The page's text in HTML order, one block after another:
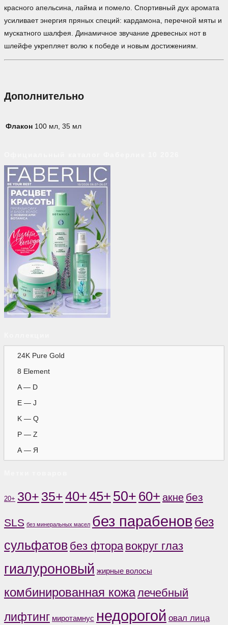
красного апельсина, лайма и помело. Спортивный дух аромата
усиливает энергия пряных специй: кардамона, перечной мяты и
мускатного шалфея. Динамичное звучание древесных нот в
шлейфе укрепляет волю к победе и новым достижениям.
Дополнительно
Флакон 100 мл, 35 мл
24K Pure Gold
8 Element
A — D
E — J
K — Q
P — Z
А — Я
20+ 30+ 35+40+45+ 50+ 60+ акне без
SLS без минеральных масел без парабеновбез
сульфатов без фтора вокруг глаз
гиалуроновый жирные волосы
комбинированная кожалечебный
лифтинг миротамнус недорогой овал лица